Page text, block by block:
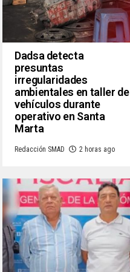
Dadsa detecta
presuntas
irregularidades
ambientales en taller de
vehículos durante
operativo en Santa
Marta
Redacción SMAD 2 horas ago